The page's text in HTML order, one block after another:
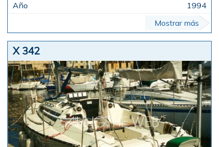
1994
Mostrar más
X 342